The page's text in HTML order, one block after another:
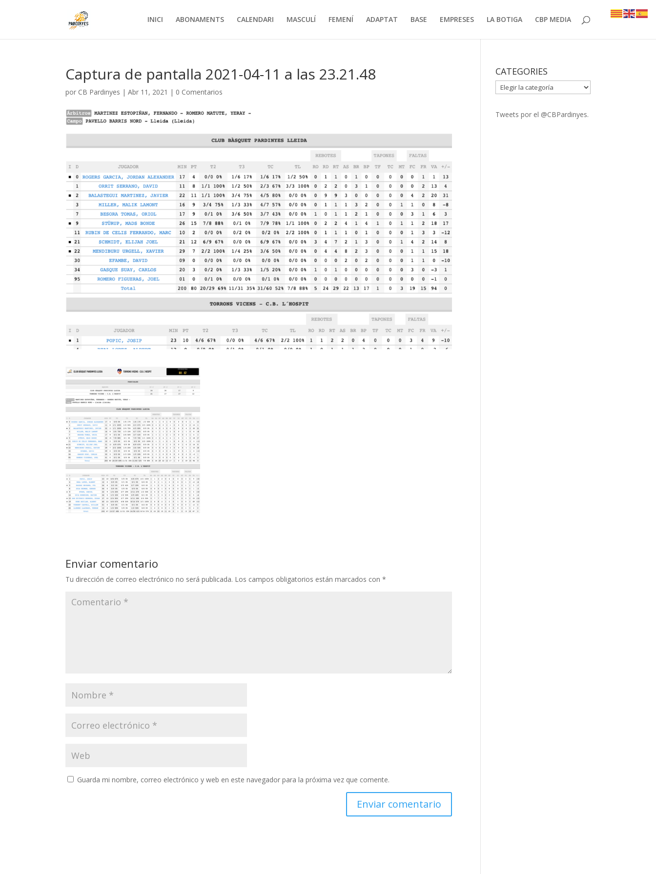
INICI ABONAMENTS CALENDARI MASCULÍ FEMENÍ ADAPTAT BASE EMPRESES LA BOTIGA CBP MEDIA
Captura de pantalla 2021-04-11 a las 23.21.48
por CB Pardinyes |Abr 11, 2021 | 0 Comentarios
Enviar comentario
Tu dirección de correo electrónico no será publicada. Los campos obligatorios están marcados con*
Guarda mi nombre, correo electrónico y web en este navegador para la próxima vez que comente.
CATEGORIES
CATEGORIES
Tweets por el @CBPardinyes.